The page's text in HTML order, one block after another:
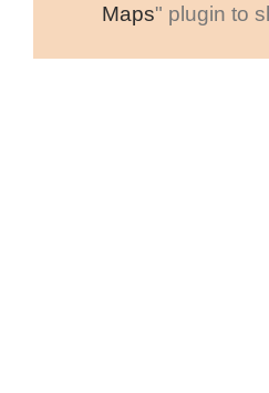
Maps" plugin to